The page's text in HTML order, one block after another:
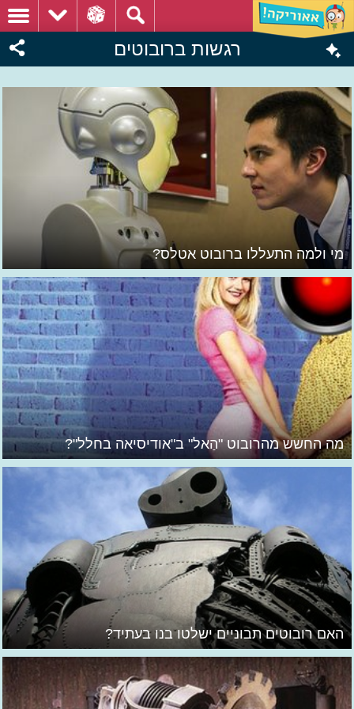
רגשות ברובוטים
מי ולמה התעללו ברובוט אטלס?
מה החשש מהרובוט "הַאל" ב"אודיסיאה בחלל"?
האם רובוטים תבוניים ישלטו בנו בעתיד?